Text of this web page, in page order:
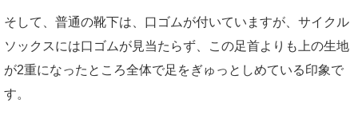
そして、普通の靴下は、口ゴムが付いていますが、サイクル
ソックスには口ゴムが見当たらず、この足首よりも上の生地
が2重になったところ全体で足をぎゅっとしめている印象で
す。